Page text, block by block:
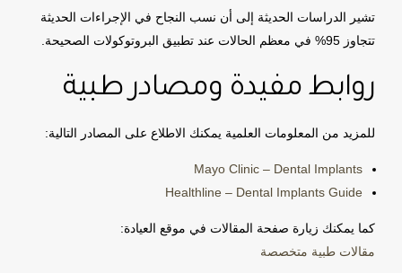
تشير الدراسات الحديثة إلى أن نسب النجاح في الإجراءات الحديثة
تتجاوز 95% في معظم الحالات عند تطبيق البروتوكولات الصحيحة.
روابط مفيدة ومصادر طبية
للمزيد من المعلومات العلمية يمكنك الاطلاع على المصادر التالية:
Mayo Clinic – Dental Implants
Healthline – Dental Implants Guide
كما يمكنك زيارة صفحة المقالات في موقع العيادة:
مقالات طبية متخصصة